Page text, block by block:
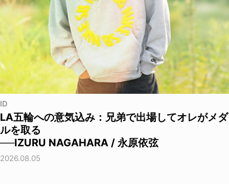
ID
LA五輪への意気込み：兄弟で出場してオレがメダ
ルを取る
──IZURU NAGAHARA / 永原依弦
2026.08.05